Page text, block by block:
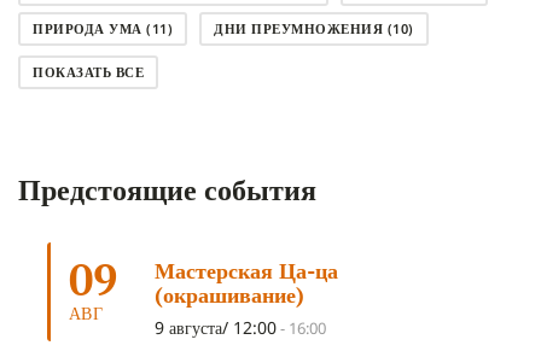
ПРИРОДА УМА (11) ДНИ ПРЕУМНОЖЕНИЯ (10)
СОВЕТ(10)
АНАЛИТИЧЕСКАЯ МЕДИТАЦИЯ(7)
ТРИ ОСНОВЫ ПУТИ(5) ЛХАБАБ ДУЧЕН
ОЧИСТИТЕЛЬНЫЕ ПРАКТИКИ(5)
УМ И ЕГО ПОТЕНЦИАЛ
ПОКАЗАТЬ ВСЕ
Предстоящие события
09
АВГ
Мастерская Ца-ца
(окрашивание)
9 августа/ 12:00- 16:00